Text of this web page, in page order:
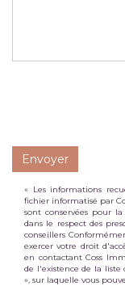
Envoyer
« Les informations
fichier informatisé par
sont conservées pour
dans le respect des
conseillers
exercer votre droit
en contactant Coss
de l'existence de la
», sur laquelle vous